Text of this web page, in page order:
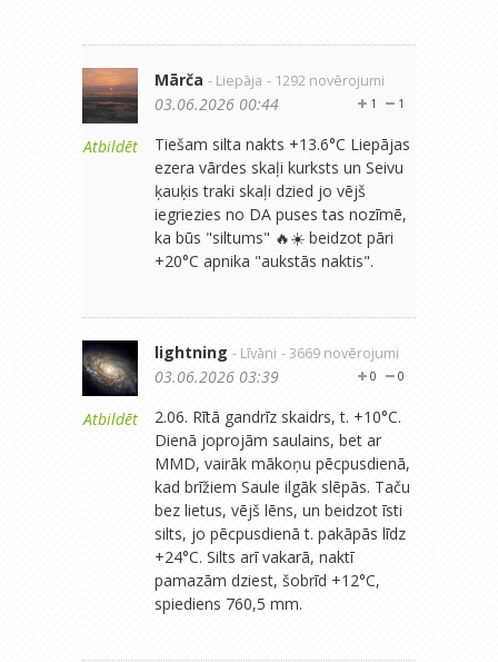
Atbildēt
Mārča - Liepāja - 1292 novērojumi
1
1
03.06.2026 00:44
Tiešam silta nakts +13.6°C Liepājas
ezera vārdes skaļi kurksts un Seivu
ķauķis traki skaļi dzied jo vējš
iegriezies no DA puses tas nozīmē,
ka būs "siltums" 🔥☀️ beidzot pāri
+20°C apnika "aukstās naktis".
Atbildēt
lightning - Līvāni - 3669 novērojumi
0
0
03.06.2026 03:39
2.06. Rītā gandrīz skaidrs, t. +10°C.
Dienā joprojām saulains, bet ar
MMD, vairāk mākoņu pēcpusdienā,
kad brīžiem Saule ilgāk slēpās. Taču
bez lietus, vējš lēns, un beidzot īsti
silts, jo pēcpusdienā t. pakāpās līdz
+24°C. Silts arī vakarā, naktī
pamazām dziest, šobrīd +12°C,
spiediens 760,5 mm.